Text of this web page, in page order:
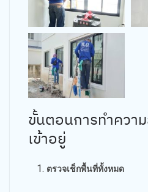
ขั้นตอนการทำควา
เข้าอยู่
ตรวจเช็กพื้นที่ทั้งหมด